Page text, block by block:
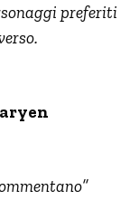
preferiti